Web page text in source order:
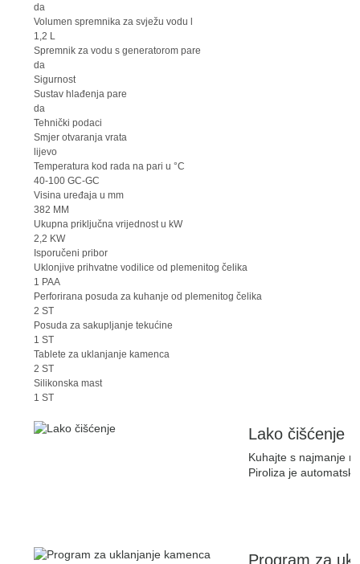
da
Volumen spremnika za svježu vodu l
1,2 L
Spremnik za vodu s generatorom pare
da
Sigurnost
Sustav hlađenja pare
da
Tehnički podaci
Smjer otvaranja vrata
lijevo
Temperatura kod rada na pari u °C
40-100 GC-GC
Visina uređaja u mm
382 MM
Ukupna priključna vrijednost u kW
2,2 KW
Isporučeni pribor
Uklonjive prihvatne vodilice od plemenitog čelika
1 PAA
Perforirana posuda za kuhanje od plemenitog čelika
2 ST
Posuda za sakupljanje tekućine
1 ST
Tablete za uklanjanje kamenca
2 ST
Silikonska mast
1 ST
Lako čišćenje
Kuhajte s najmanje
Piroliza je
Program za